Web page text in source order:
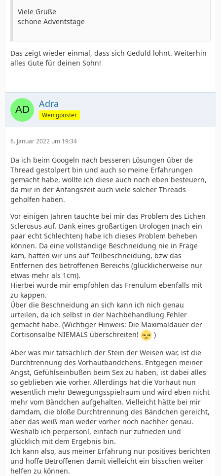
Viele Grüße
schöne Adventstage
Das zeigt wieder einmal, dass sich Geduld lohnt. Weiterhin
alles Gute für deinen Sohn!
Adra
Wenigposter
6. Januar 2022 um 19:34
Da ich beim Googeln nach besseren Lösungen über de
Thread gestolpert bin und auch so meine Erfahrungen
gemacht habe, wollte ich diese auch noch eben besteuern,
da mir in der Anfangszeit auch viele solcher Threads
geholfen haben.
Vor einigen Jahren tauchte bei mir das Problem des Lichen
Sclerosus auf. Dank eines großartigen Urologen (nach ein
paar echt Schlechten) habe ich dieses Problem beheben
können. Da eine vollständige Beschneidung nie in Frage
kam, hatten wir uns auf Teilbeschneidung, bzw das
Entfernen des betroffenen Bereichs (glücklicherweise nur
etwas mehr als 1cm).
Hierbei wurde mir empfohlen das Frenulum ebenfalls mit
zu kappen.
Über die Beschneidung an sich kann ich nich genau
urteilen, da ich selbst in der Nachbehandlung Fehler
gemacht habe. (Wichtiger Hinweis: Die Maximaldauer der
Cortisonsalbe NIEMALS überschreiten!
)
Aber was mir tatsächlich der Stein der Weisen war, ist die
Durchtrennung des Vorhautbändchens. Entgegen meiner
Angst, Gefühlseinbußen beim Sex zu haben, ist dabei alles
so geblieben wie vorher. Allerdings hat die Vorhaut nun
wesentlich mehr Bewegungsspielraum und wird eben nicht
mehr vom Bändchen aufgehalten. Vielleicht hätte bei mir
damdam, die bloße Durchtrennung des Bändchen gereicht,
aber das weiß man weder vorher noch nachher genau.
Weshalb ich perpersönl, einfach nur zufrieden und
glücklich mit dem Ergebnis bin.
Ich kann also, aus meiner Erfahrung nur positives berichten
und hoffe Betroffenen damit vielleicht ein bisschen weiter
helfen zu können.